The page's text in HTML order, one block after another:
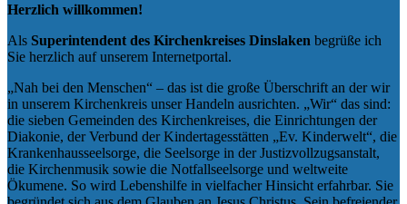
Herzlich willkommen!
Als Superintendent des Kirchenkreises Dinslaken begrüße ich
Sie herzlich auf unserem Internetportal.
„Nah bei den Menschen“ – das ist die große Überschrift an der wir
in unserem Kirchenkreis unser Handeln ausrichten. „Wir“ das sind:
die sieben Gemeinden des Kirchenkreises, die Einrichtungen der
Diakonie, der Verbund der Kindertagesstätten „Ev. Kinderwelt“, die
Krankenhausseelsorge, die Seelsorge in der Justizvollzugsanstalt,
die Kirchenmusik sowie die Notfallseelsorge und weltweite
Ökumene. So wird Lebenshilfe in vielfacher Hinsicht erfahrbar. Sie